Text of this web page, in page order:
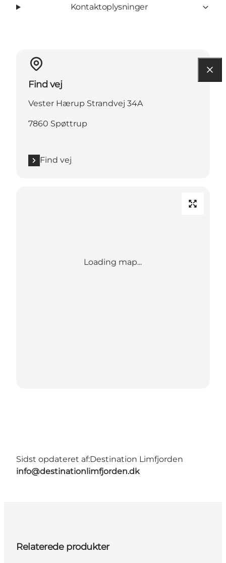
Kontaktoplysninger
Find vej
Vester Hærup Strandvej 34A
7860 Spøttrup
Find vej
Loading map...
Sidst opdateret af:Destination Limfjorden
info@destinationlimfjorden.dk
Relaterede produkter